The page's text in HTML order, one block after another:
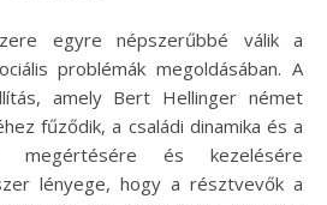
problémák megoldásában. A
amely Bert Hellinger német
fűződik, a családi dinamika és a
megértésére és kezelésére
lényege, hogy a résztvevők a